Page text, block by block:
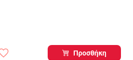
Προσθήκη